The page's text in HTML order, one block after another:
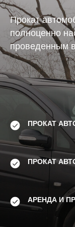
Прокат
полноценно
проведенным
ПРОКАТ
ПРОКАТ
АРЕНДА И